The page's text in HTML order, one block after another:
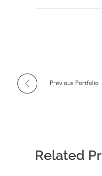
Previous Portfolio
Related